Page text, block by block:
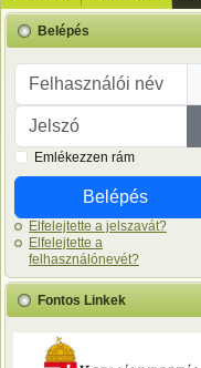
Belépés
Felhasználói név
Jelszó
Emlékezzen rám
Belépés
Elfelejtette a jelszavát?
Elfelejtette a
felhasználónevét?
Fontos Linkek